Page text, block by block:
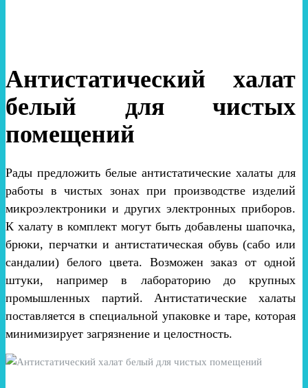
Антистатический халат
белый для чистых
помещений
Рады предложить белые антистатические халаты для
работы в чистых зонах при производстве изделий
микроэлектроники и других электронных приборов.
К халату в комплект могут быть добавлены шапочка,
брюки, перчатки и антистатическая обувь (сабо или
сандалии) белого цвета. Возможен заказ от одной
штуки, например в лабораторию до крупных
промышленных партий. Антистатические халаты
поставляется в специальной упаковке и таре, которая
минимизирует загрязнение и целостность.